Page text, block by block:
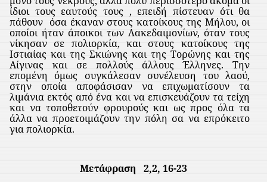
ίδιοι τους εαυτούς τους , επειδή πίστευαν ότι θα
πάθουν όσα έκαναν στους κατοίκους της Μήλου, οι
οποίοι ήταν άποικοι των Λακεδαιμονίων, όταν τους
νίκησαν σε πολιορκία, και στους κατοίκους της
Ιστιαίας και της Σκιώνης και της Τορώνης και της
Αίγινας και σε πολλούς άλλους Έλληνες. Την
επομένη όμως συγκάλεσαν συνέλευση του λαού,
στην οποία αποφάσισαν να επιχωματίσουν τα
λιμάνια εκτός από ένα και να επισκευάζουν τα τείχη
και να τοποθετούν φρουρούς και ως προς όλα τα
άλλα να προετοιμάζουν την πόλη σα να επρόκειτο
για πολιορκία.
Μετάφραση
2,2, 16-23